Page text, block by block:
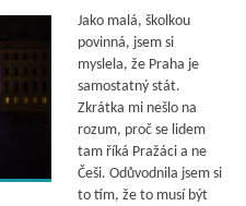
Jako malá, školkou
povinná, jsem si
myslela, že Praha je
samostatný stát.
Zkrátka mi nešlo na
rozum, proč se lidem
tam říká Pražáci a ne
Češi. Odůvodnila jsem si
to tím, že to musí být